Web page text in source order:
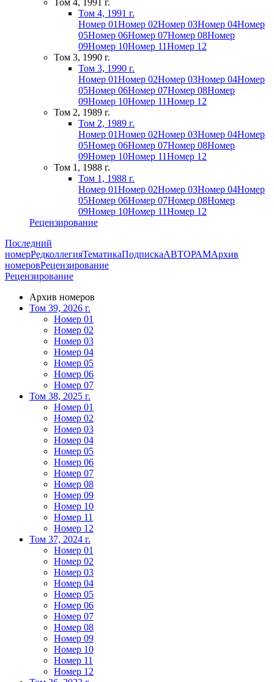
Том 4, 1991 г.
Том 4, 1991 г.
Номер 01Номер 02Номер 03Номер 04Номер
05Номер 06Номер 07Номер 08Номер
09Номер 10Номер 11Номер 12
Том 3, 1990 г.
Том 3, 1990 г.
Номер 01Номер 02Номер 03Номер 04Номер
05Номер 06Номер 07Номер 08Номер
09Номер 10Номер 11Номер 12
Том 2, 1989 г.
Том 2, 1989 г.
Номер 01Номер 02Номер 03Номер 04Номер
05Номер 06Номер 07Номер 08Номер
09Номер 10Номер 11Номер 12
Том 1, 1988 г.
Том 1, 1988 г.
Номер 01Номер 02Номер 03Номер 04Номер
05Номер 06Номер 07Номер 08Номер
09Номер 10Номер 11Номер 12
Рецензирование
Последний
номерРедколлегияТематикаПодпискаАВТОРАМАрхив
номеровРецензирование
Рецензирование
Архив номеров
Том 39, 2026 г.
Номер 01
Номер 02
Номер 03
Номер 04
Номер 05
Номер 06
Номер 07
Том 38, 2025 г.
Номер 01
Номер 02
Номер 03
Номер 04
Номер 05
Номер 06
Номер 07
Номер 08
Номер 09
Номер 10
Номер 11
Номер 12
Том 37, 2024 г.
Номер 01
Номер 02
Номер 03
Номер 04
Номер 05
Номер 06
Номер 07
Номер 08
Номер 09
Номер 10
Номер 11
Номер 12